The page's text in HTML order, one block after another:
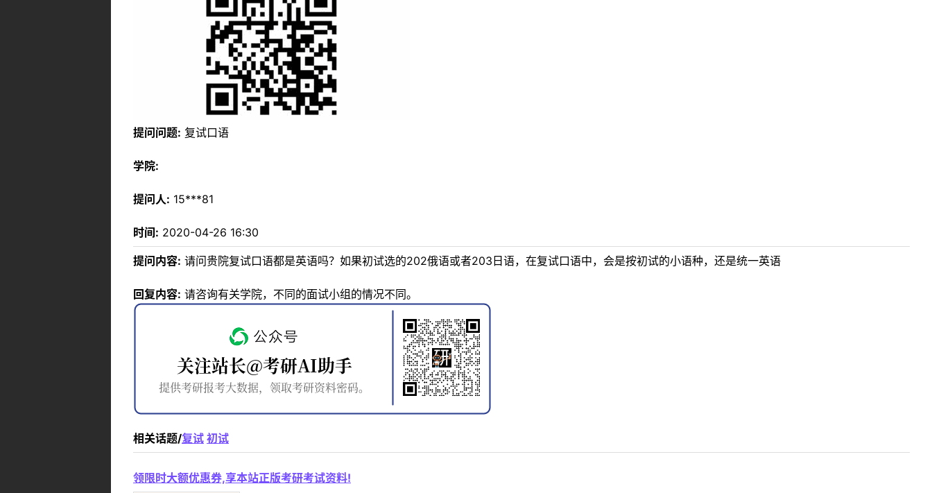
提问问题: 复试口语
学院:
提问人: 15***81
时间: 2020-04-26 16:30
提问内容: 请问贵院复试口语都是英语吗？如果初试选的202俄语或者203日语，在复试口语中，会是按初试的小语种，还是统一英语
回复内容: 请咨询有关学院，不同的面试小组的情况不同。
相关话题/复试 初试
领限时大额优惠券,享本站正版考研考试资料!